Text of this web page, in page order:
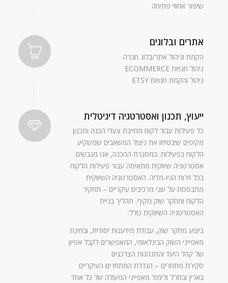
שיפור אחוזי פתיחה
אתרים ובלוגים
הקמת וניהול אתר/בלוג חברה
ניהול חנויות ECOMMERCE
ניהול והקמת חנויות ETSY
ייעוץ, תכנון ואסטרטגיה דיגיטלית
כל פעילות עבור לקוח מחייבת צעדי הכנה ותכנון
מקיפים שיבטיחו את ניצול המשאבים שמשקיע
הלקוח בפעילות. במסגרת ההכנה, אנו מגבשים
אסטרטגיה שיווקית מתאימה עבור פעילות הלקוח
בכל זירות הניו-מדיה. האסטרטגיה השיווקית
מתבססת על שני מרכיבים עיקריים – תחקיר
הלקוח ומחקר שוק מקיף. תהליך בניית
האסטרטגיה השיווקית כולל:
ביצוע מחקר שוק, עבודת מידענות יסודית, ובחינת
מאפייני השוק הבינלאומי, המאפשרים לקבל אפיון
של קהל היעד והתנהגות הצרכנים
סקירת מתחרים – הגדרת המתחרים העיקריים
בארץ ובחו”ל ולימוד מאפייני הפעולה של כל אחד